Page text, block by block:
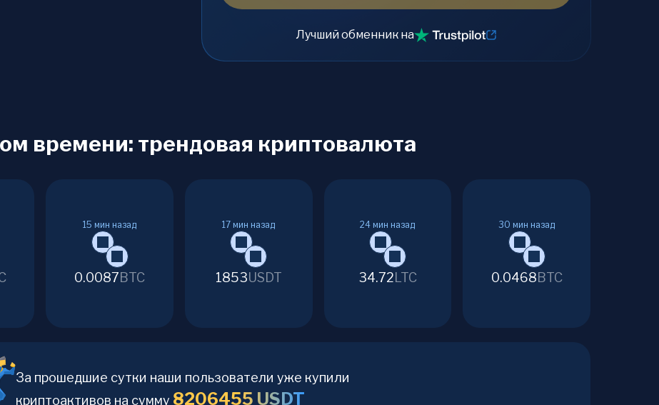
Лучший обменник на
времени: трендовая криптовалюта
15 мин назад
0.0087BTC
17 мин назад
1853USDT
24 мин назад
34.72 LTC
30 мин назад
0.0468BTC
За прошедшие сутки наши пользователи уже купили
криптоактивов на сумму 8206455 USDT